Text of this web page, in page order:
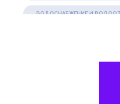
ВОДОСНАБЖЕНИЕ И